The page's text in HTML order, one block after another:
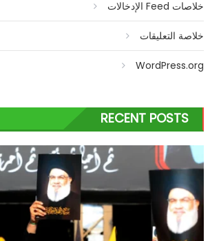
خلاصات Feed الإدخالات
خلاصة التعليقات
WordPress.org
RECENT POSTS